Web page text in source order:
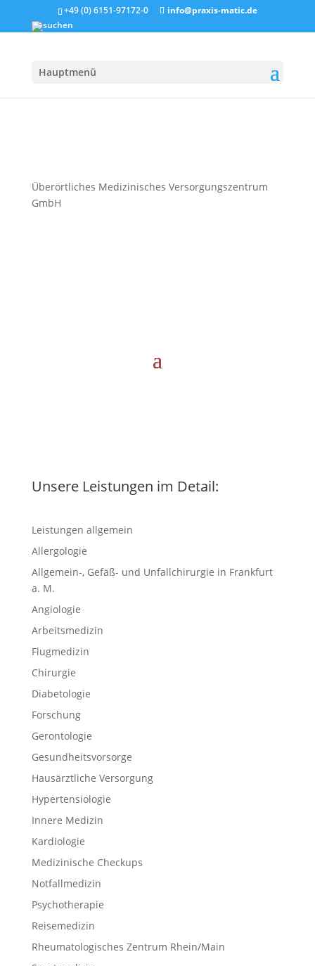
+49 (0) 6151-97172-0 info@praxis-matic.de
Hauptmenü
Überörtliches Medizinisches Versorgungszentrum
GmbH
Unsere Leistungen im Detail:
Leistungen allgemein
Allergologie
Allgemein-, Gefäß- und Unfallchirurgie in Frankfurt
a. M.
Angiologie
Arbeitsmedizin
Flugmedizin
Chirurgie
Diabetologie
Forschung
Gerontologie
Gesundheitsvorsorge
Hausärztliche Versorgung
Hypertensiologie
Innere Medizin
Kardiologie
Medizinische Checkups
Notfallmedizin
Psychotherapie
Reisemedizin
Rheumatologisches Zentrum Rhein/Main